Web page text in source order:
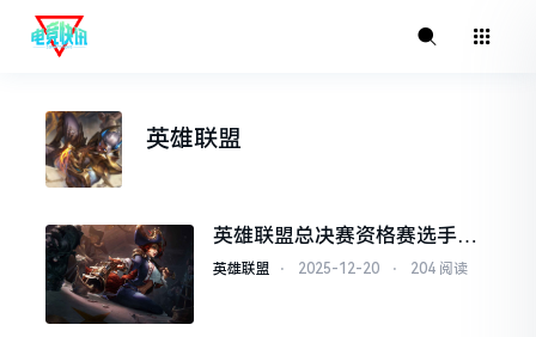
英雄联盟
英雄联盟总决赛资格赛选手国
际交流促进成长
英雄联盟 ⋅ 2025-12-20 ⋅ 204 阅读